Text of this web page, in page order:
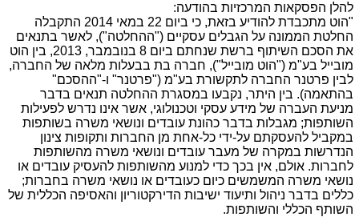
להלן הפסקאות המרכזיות בהודעה:
"הוט מתכבדת להודיע בזאת, כי ביום 22 במאי 2014 התקבלה
החלטת הממונה על הגבלים עסקיים ("ההחלטה"), לאשר בתנאים
את הסכם השיתוף ברשת שנחתם ביום 8 בנובמבר, 2013, בין הוט
מובייל בע"מ ("הוט מובייל"), חברה בת בבעלות מלאה של החברה,
לבין פרטנר החברה לתקשורת בע"מ ("פרטנר" ו-"ההסכם"
בהתאמה). בין היתר, נקבעו במסגרת ההחלטה תנאים בדבר
מניעת העברה של מידע עסקי וטכנולוגי, אשר אינו נדרש לפעילות
השותפות; מגבלות בדבר כהונת עובדים ונושאי משרה בשותפות
במקביל להעסקתם על-ידי כל-אחת מן החברות ותקופות צינון
הנדרשות במקרה של מעבר עובדים ונושאי משרה מהשותפות
לחברות. אולם, אין בכך כדי למנוע מהשותפות להעסיק עובדים או
נושאי משרה המשמשים כיום כעובדים או נושאי משרה בחברות;
כללים בדבר ניהול ותיעוד ישיבות הדירקטוריון והאסיפה הכללית של
השותף הכללי והשותפות.